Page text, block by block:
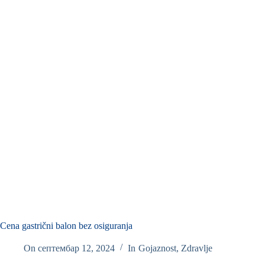
Cena gastrični balon bez osiguranja
On септембар 12, 2024 In Gojaznost, Zdravlje